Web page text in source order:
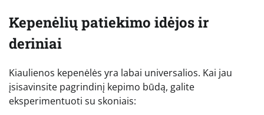
Kepenėlių patiekimo idėjos ir
deriniai
Kiaulienos kepenėlės yra labai universalios. Kai jau
įsisavinsite pagrindinį kepimo būdą, galite
eksperimentuoti su skoniais: